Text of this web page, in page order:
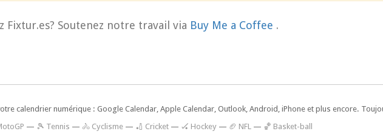
Fixtur.es? Soutenez notre travail via Buy Me a Coffee .
calendrier numérique : Google Calendar, Apple Calendar, Outlook, Android, iPhone et plus encore.
— 🎾 Tennis — 🚴 Cyclisme — 🏏 Cricket — 🏑 Hockey — 🏈 NFL — 🏀 Basket-ball